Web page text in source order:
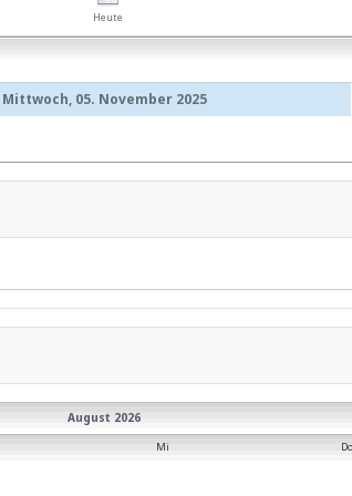
Heute
Mittwoch, 05. November 2025
August 2026
Mi Do